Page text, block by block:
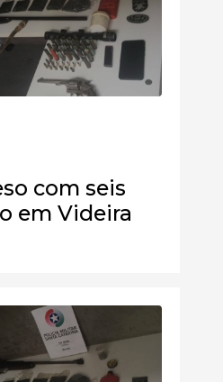
com seis
em Videira